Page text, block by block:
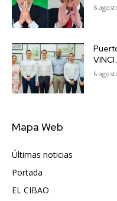
6
6
Mapa Web
Últimas noticias
Portada
EL CIBAO